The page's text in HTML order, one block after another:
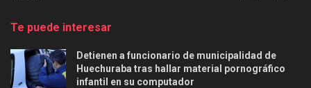
Te puede interesar
Detienen a funcionario de municipalidad de
Huechuraba tras hallar material pornográfico
infantil en su computador